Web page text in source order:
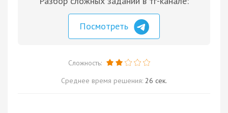
Посмотреть
Сложность:
Среднее время решения: 26 сек.